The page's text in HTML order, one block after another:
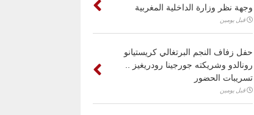
وجهة نظر وزارة الداخلية المغربية
قبل يومين
حفل زفاف النجم البرتغالي كريستيانو
رونالدو وشريكته جورجينا رودريغيز ..
تسريبات الحضور
قبل يومين